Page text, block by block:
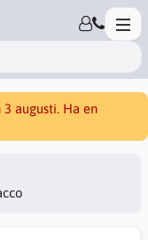
augusti. Ha en